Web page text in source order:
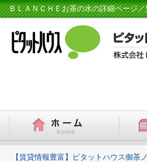
ＢＬＡＮＣＨＥお茶の水の詳細ページ
【賃貸情報豊富】ピタットハウス御茶